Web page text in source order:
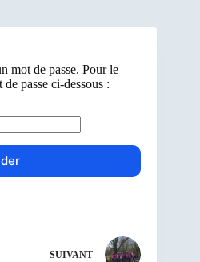
mot de passe. Pour le
passe ci-dessous :
SUIVANT